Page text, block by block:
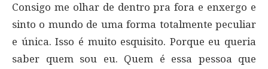
Consigo me olhar de dentro pra fora e enxergo e
sinto o mundo de uma forma totalmente peculiar
e única. Isso é muito esquisito. Porque eu queria
saber quem sou eu. Quem é essa pessoa que